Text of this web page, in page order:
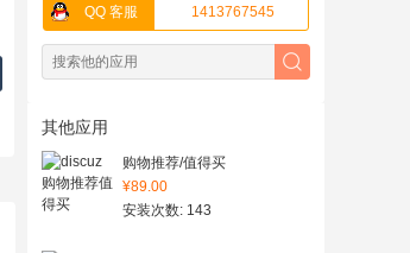
QQ 客服 1413767545
其他应用
购物推荐/值得买
¥89.00
安装次数: 143